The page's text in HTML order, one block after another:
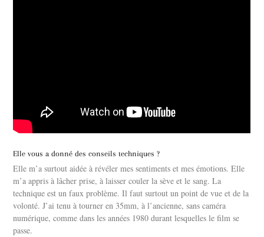
Elle vous a donné des conseils techniques ?
Elle m’a surtout aidée à révéler mes sentiments et mes émotions. Elle
m’a appris à lâcher prise, à laisser couler la sève et le sang. La
technique est un faux problème. Il faut surtout un point de vue et de la
volonté. J’ai tenu à tourner en 35mm, à l’ancienne, sans caméra
numérique, comme dans les années 1980 durant lesquelles le film se
passe.